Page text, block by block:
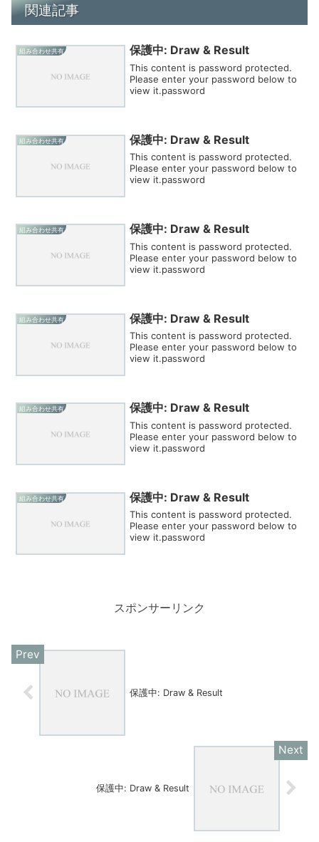
関連記事
組み合わせ共有 保護中: Draw & Result
This content is password protected.
Please enter your password below to
view it.password
組み合わせ共有 保護中: Draw & Result
This content is password protected.
Please enter your password below to
view it.password
組み合わせ共有 保護中: Draw & Result
This content is password protected.
Please enter your password below to
view it.password
組み合わせ共有 保護中: Draw & Result
This content is password protected.
Please enter your password below to
view it.password
組み合わせ共有 保護中: Draw & Result
This content is password protected.
Please enter your password below to
view it.password
組み合わせ共有 保護中: Draw & Result
This content is password protected.
Please enter your password below to
view it.password
スポンサーリンク
保護中: Draw & Result
保護中: Draw & Result